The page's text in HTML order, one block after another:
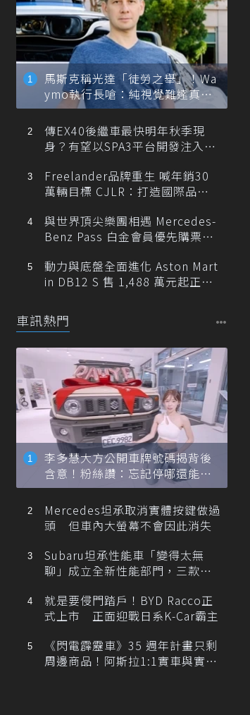
馬斯克稱光達「徒勞之舉」！Wa
ymo執行長嗆：純視覺難達真正
自動駕駛
傳EX40後繼車最快明年秋季現
身？有望以SPA3平台開發注入80
Freelander品牌重生 喊年銷30
萬輛目標 CJLR：打造國際品牌
與世界頂尖樂團相遇 Mercedes-
Benz Pass 白金會員優先購票維
動力與底盤全面進化 Aston Mart
in DB12 S 售 1,488 萬元起正式
車訊熱門
李多慧大方公開車牌號碼揭背後
含意！粉絲讚：忘記停哪還能幫
忙找車
Mercedes坦承取消實體按鍵做過
頭 但車內大螢幕不會因此消失
Subaru坦承性能車「變得太無
聊」成立全新性能部門，三款手
就是要侵門踏戶！BYD Racco正
式上市 正面迎戰日系K-Car霸主
《閃電霹靂車》35 週年計畫只剩
周邊商品！阿斯拉1:1實車與實體